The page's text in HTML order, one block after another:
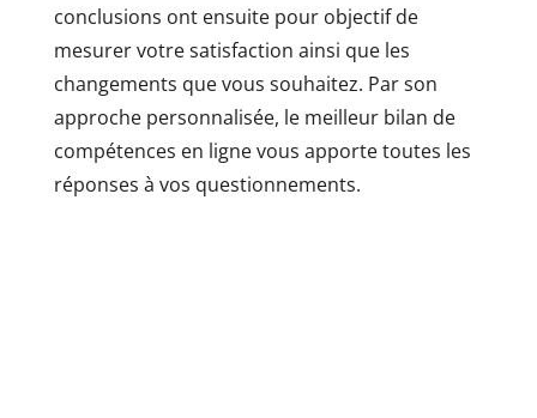
conclusions ont ensuite pour objectif de
mesurer votre satisfaction ainsi que les
changements que vous souhaitez. Par son
approche personnalisée, le meilleur bilan de
compétences en ligne vous apporte toutes les
réponses à vos questionnements.